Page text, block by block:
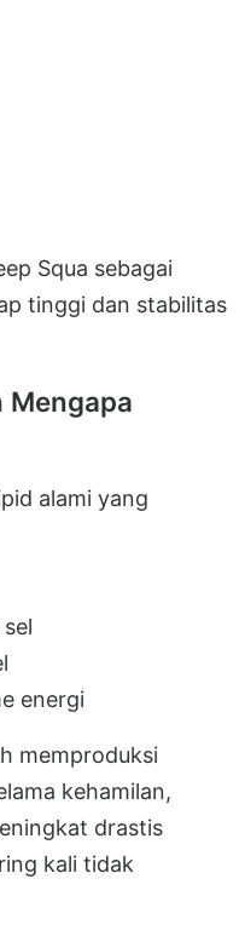
Squa sebagai
tinggi dan stabilitas
Mengapa
alami yang
energi
memproduksi
kehamilan,
drastis
kali tidak